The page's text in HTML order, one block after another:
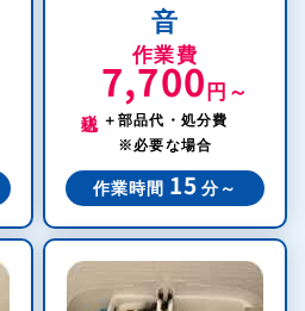
音
作業費
7,700 円～
＋部品代・処分費
※必要な場合
作業時間 15 分～